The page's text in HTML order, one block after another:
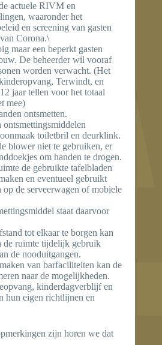
actuele RIVM en
waaronder het
en screening van gasten
Corona.\
maar een beperkt gasten
De beheerder wil vooraf
worden verwacht. (Het
Terwindt, en
jaar tellen voor het totaal
mee)
ontsmetten.
toiletbril en deurklink.
blower niet te gebruiken, er
om handen te drogen.
de gebruikte tafelbladen
en eventueel gebruikt
op de serveerwagen of mobiele
staat daarvoor
tot elkaar te borgen kan
de ruimte tijdelijk gebruik
de nooduitgangen.
van barfaciliteiten kan de
naar de mogelijkheden.
kinderdagverblijf en
hun eigen richtlijnen en
zijn horen we dat